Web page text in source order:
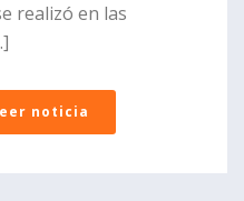
realizó en las
noticia